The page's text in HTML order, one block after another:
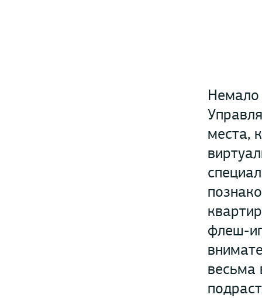
Немало
места,
флеш-
весьма